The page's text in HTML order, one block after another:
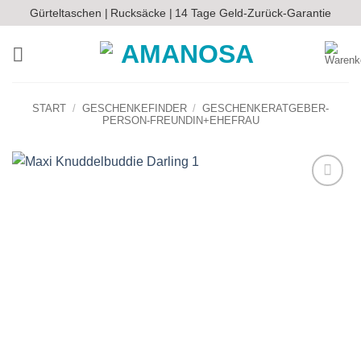
Inhalt
springen
Gürteltaschen | Rucksäcke | 14 Tage Geld-Zurück-Garantie
START / GESCHENKEFINDER / GESCHENKERATGEBER-
PERSON-FREUNDIN+EHEFRAU